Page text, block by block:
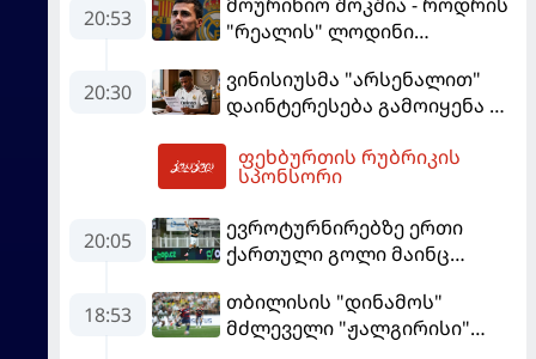
ასპარეზობას იწყებს
20:53
"რეალის" ლოდინი
"ბარსელონაში" გადადის
20:30
ვინისიუსმა "არსენალით"
დაინტერესება გამოიყენა და
მომგებიანად გააგრძელა
ფეხბურთის რუბრიკის
სპონსორი
20:05
ევროტურნირებზე ერთი
ქართული გოლი მაინც
18:53
თბილისის "დინამოს"
მძლეველი "ჟალგირისი"